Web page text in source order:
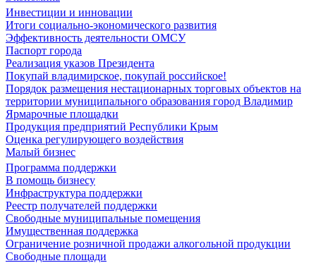
Инвестиции и инновации
Итоги социально-экономического развития
Эффективность деятельности ОМСУ
Паспорт города
Реализация указов Президента
Покупай владимирское, покупай российское!
Порядок размещения нестационарных торговых объектов на
территории муниципального образования город Владимир
Ярмарочные площадки
Продукция предприятий Республики Крым
Оценка регулирующего воздействия
Малый бизнес
Программа поддержки
В помощь бизнесу
Инфраструктура поддержки
Реестр получателей поддержки
Свободные муниципальные помещения
Имущественная поддержка
Ограничение розничной продажи алкогольной продукции
Свободные площади